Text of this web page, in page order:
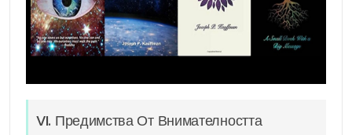
VI. Предимства От Внимателността